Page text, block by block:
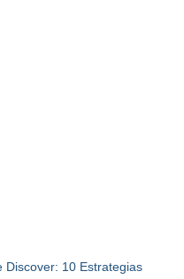
Discover: 10 Estrategias